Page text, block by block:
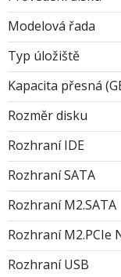
Modelová řada
Typ úložiště
Kapacita přesná
Rozměr disku
Rozhraní IDE
Rozhraní SATA
Rozhraní M2.SATA
Rozhraní M2.PCIe
Rozhraní USB